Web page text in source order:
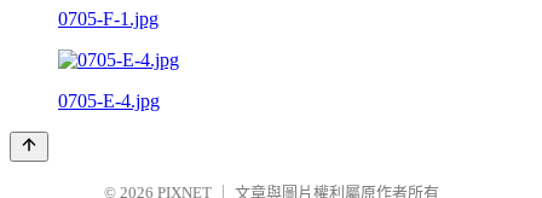
0705-F-1.jpg
0705-E-4.jpg
© 2026 PIXNET 文章與圖片權利屬原作者所有